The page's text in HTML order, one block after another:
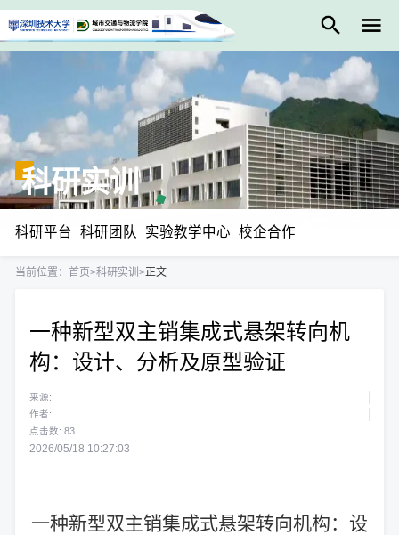
科研实训
科研平台 科研团队 实验教学中心 校企合作
当前位置： 首页>科研实训 >正文
一种新型双主销集成式悬架转向机
构：设计、分析及原型验证
来源:
作者:
点击数:83
2026/05/18 10:27:03
一种新型双主销集成式悬架转向机构：设